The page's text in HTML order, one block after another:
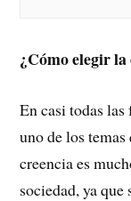
¿Cómo elegir la
En casi todas
uno de los
creencia es
sociedad, ya